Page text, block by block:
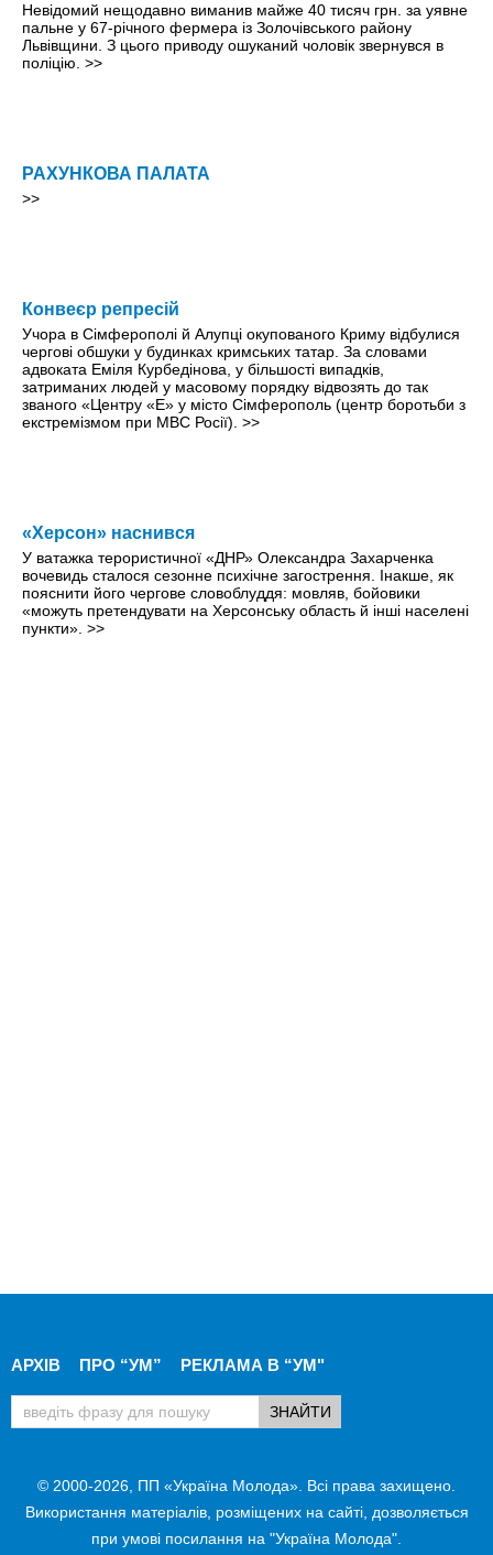
Невідомий нещодавно виманив майже 40 тисяч грн. за уявне
пальне у 67-річного фермера із Золочівського району
Львівщини. З цього приводу ошуканий чоловік звернувся в
поліцію. >>
РАХУНКОВА ПАЛАТА
>>
Конвеєр репресій
Учора в Сімферополі й Алупці окупованого Криму відбулися
чергові обшуки у будинках кримських татар. За словами
адвоката Еміля Курбедінова, у більшості випадків,
затриманих людей у масовому порядку відвозять до так
званого «Центру «Е» у місто Сімферополь (центр боротьби з
екстремізмом при МВС Росії). >>
«Херсон» наснився
У ватажка терористичної «ДНР» Олександра Захарченка
вочевидь сталося сезонне психічне загострення. Інакше, як
пояснити його чергове словоблуддя: мовляв, бойовики
«можуть претендувати на Херсонську область й інші населені
пункти». >>
АРХІВ ПРО “УМ” РЕКЛАМА В “УМ"
© 2000-2026, ПП «Україна Молода». Всі права захищено.
Використання матеріалів, розміщених на сайті, дозволяється
при умові посилання на "Україна Молода".